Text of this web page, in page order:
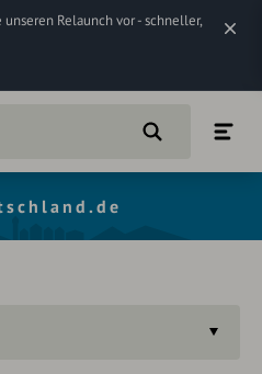
Relaunch vor - schneller,